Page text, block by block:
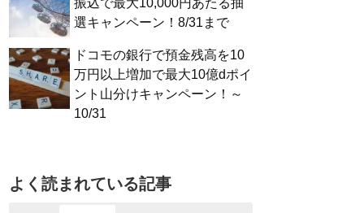
振込で最大10,000円あたる抽
選キャンペーン！8/31まで
ドコモの銀行で預金残高を10
万円以上増加で最大10億dポイ
ント山分けキャンペーン！～
10/31
よく読まれている記事